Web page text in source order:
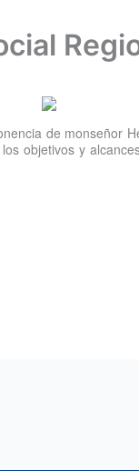
de monseñor
objetivos y